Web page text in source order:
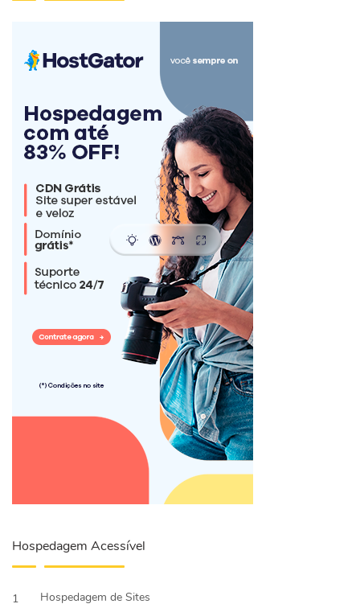
Hospedagem Acessível
1
Hospedagem de Sites